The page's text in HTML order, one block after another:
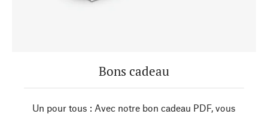
Bons cadeau
Un pour tous : Avec notre bon cadeau PDF, vous